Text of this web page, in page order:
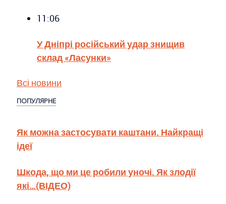
11:06
У Дніпрі російський удар знищив
склад «Ласунки»
Всі новини
ПОПУЛЯРНЕ
Як можна застосувати каштани. Найкращі
ідеї
Шкода, що ми це робили уночі. Як злодії
які…(ВІДЕО)